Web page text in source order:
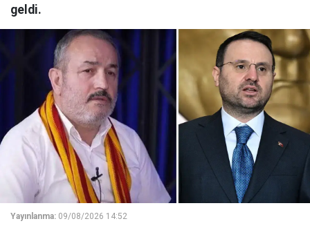
geldi.
Yayınlanma: 09/08/2026 14:52